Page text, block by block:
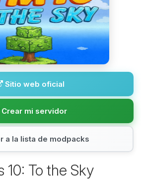
Sitio web oficial
Crear mi servidor
a la lista de modpacks
10: To the Sky